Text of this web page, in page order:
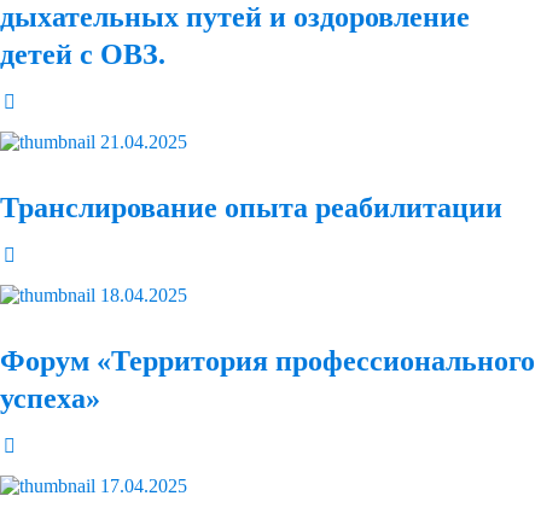
дыхательных путей и оздоровление
детей с ОВЗ.
21.04.2025
Транслирование опыта реабилитации
18.04.2025
Форум «Территория профессионального
успеха»
17.04.2025